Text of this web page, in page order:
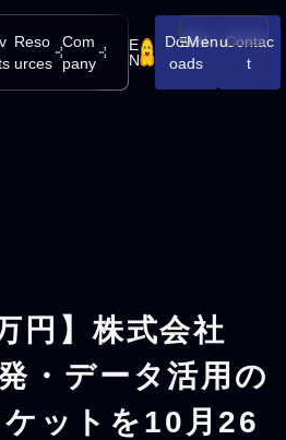
メニューを
Menu
Reso
urces
Com
pany
E
N
Downl
oads
Contac
t
円】株式会社
・データ活用の
ケットを10月26